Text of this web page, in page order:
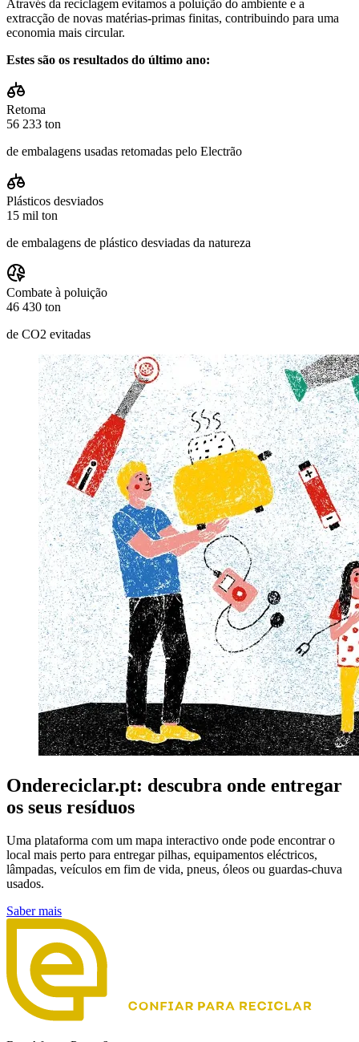
Através da reciclagem evitamos a poluição do ambiente e a
extracção de novas matérias-primas finitas, contribuindo para uma
economia mais circular.
Estes são os resultados do último ano:
Retoma
56 233 ton
de embalagens usadas retomadas pelo Electrão
Plásticos desviados
15 mil ton
de embalagens de plástico desviadas da natureza
Combate à poluição
46 430 ton
de CO2 evitadas
Ondereciclar.pt: descubra onde entregar
os seus resíduos
Uma plataforma com um mapa interactivo onde pode encontrar o
local mais perto para entregar pilhas, equipamentos eléctricos,
lâmpadas, veículos em fim de vida, pneus, óleos ou guardas-chuva
usados.
Saber mais